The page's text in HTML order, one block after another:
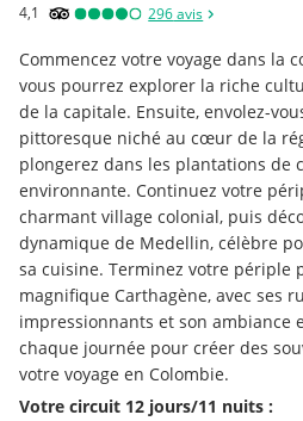
4,1 296avis
Commencez votre voyage dans la
vous pourrez explorer la riche
de la capitale. Ensuite, envolez-
pittoresque niché au cœur de la
plongerez dans les plantations de
environnante. Continuez votre
charmant village colonial, puis
dynamique de Medellin, célèbre
sa cuisine. Terminez votre périple
magnifique Carthagène, avec ses
impressionnants et son ambiance
chaque journée pour créer des
votre voyage en Colombie.
Votre circuit 12 jours/11 nuits :